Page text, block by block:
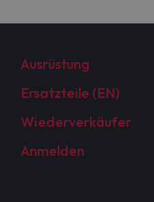
Ausrüstung
Ersatzteile (EN)
Wiederverkäufer
Anmelden